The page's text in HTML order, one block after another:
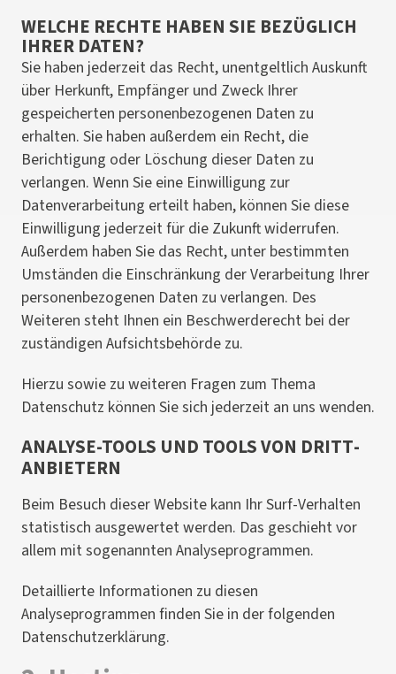
WELCHE RECHTE HABEN SIE BEZÜGLICH
IHRER DATEN?
Sie haben jederzeit das Recht, unentgeltlich Auskunft
über Herkunft, Empfänger und Zweck Ihrer
gespeicherten personenbezogenen Daten zu
erhalten. Sie haben außerdem ein Recht, die
Berichtigung oder Löschung dieser Daten zu
verlangen. Wenn Sie eine Einwilligung zur
Datenverarbeitung erteilt haben, können Sie diese
Einwilligung jederzeit für die Zukunft widerrufen.
Außerdem haben Sie das Recht, unter bestimmten
Umständen die Einschränkung der Verarbeitung Ihrer
personenbezogenen Daten zu verlangen. Des
Weiteren steht Ihnen ein Beschwerderecht bei der
zuständigen Aufsichtsbehörde zu.
Hierzu sowie zu weiteren Fragen zum Thema
Datenschutz können Sie sich jederzeit an uns wenden.
ANALYSE-TOOLS UND TOOLS VON DRITT­
ANBIETERN
Beim Besuch dieser Website kann Ihr Surf-Verhalten
statistisch ausgewertet werden. Das geschieht vor
allem mit sogenannten Analyseprogrammen.
Detaillierte Informationen zu diesen
Analyseprogrammen finden Sie in der folgenden
Datenschutzerklärung.